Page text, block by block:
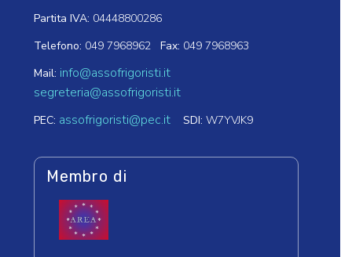
Partita IVA: 04448800286
Telefono: 049 7968962 Fax: 049 7968963
Mail: info@assofrigoristi.it
segreteria@assofrigoristi.it
PEC: assofrigoristi@pec.it SDI: W7YVJK9
Membro di